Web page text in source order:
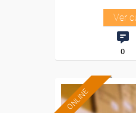
Ver
0
ONLINE